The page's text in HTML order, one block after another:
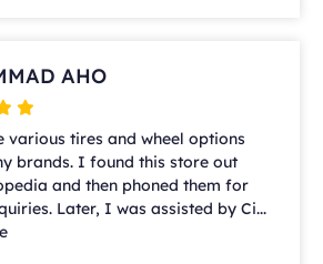
AHO
various tires and wheel options
brands. I found this store out
and then phoned them for
Later, I was assisted by Ci...